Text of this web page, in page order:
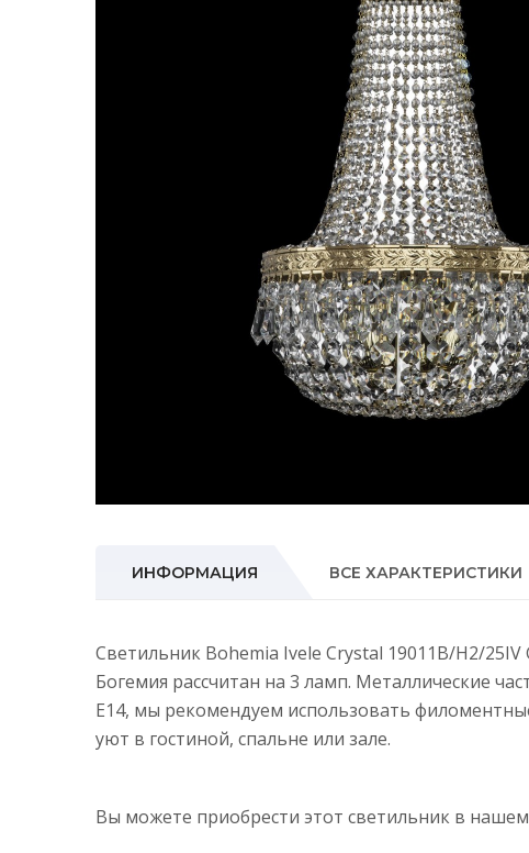
ИНФОРМАЦИЯ ВСЕ ХАРАКТЕРИСТИКИ
Светильник Bohemia Ivele Crystal 19011B/H2/
Богемия рассчитан на 3 ламп. Металлические
E14, мы рекомендуем использовать
уют в гостиной, спальне или зале.
Вы можете приобрести этот светильник в